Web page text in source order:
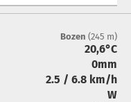
Bozen (245 m)
20,6°C
0mm
2.5 / 6.8 km/h
W